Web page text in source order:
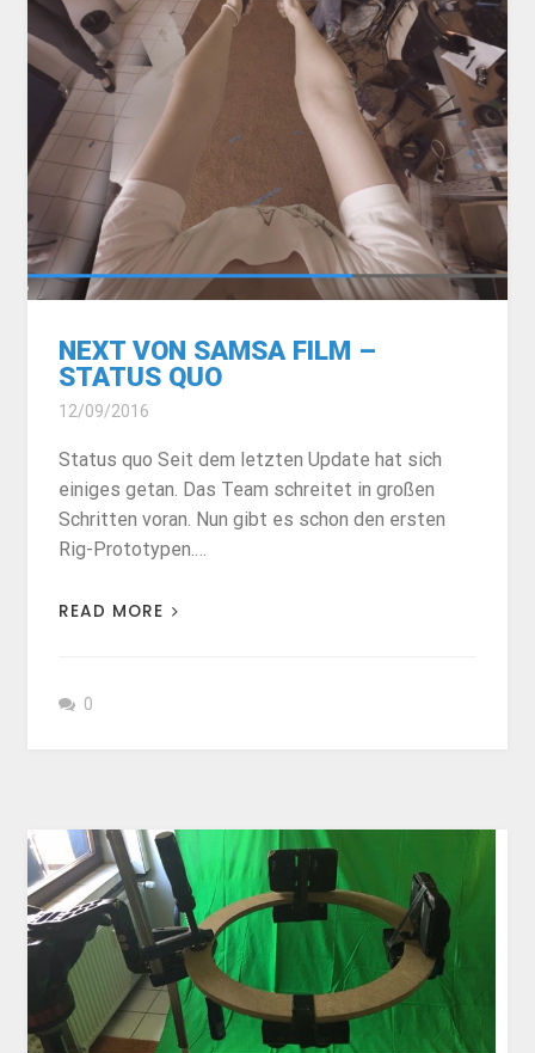
NEXT VON SAMSA FILM –
STATUS QUO
12/09/2016
Status quo Seit dem letzten Update hat sich
einiges getan. Das Team schreitet in großen
Schritten voran. Nun gibt es schon den ersten
Rig-Prototypen.…
READ MORE
0